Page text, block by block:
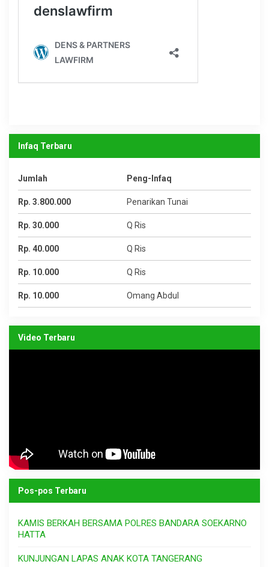
Infaq Terbaru
Jumlah Peng-Infaq
Rp. 3.800.000 Penarikan Tunai
Rp. 30.000 Q Ris
Rp. 40.000 Q Ris
Rp. 10.000 Q Ris
Rp. 10.000 Omang Abdul
Video Terbaru
Pos-pos Terbaru
KAMIS BERKAH BERSAMA POLRES BANDARA SOEKARNO
HATTA
KUNJUNGAN LAPAS ANAK KOTA TANGERANG